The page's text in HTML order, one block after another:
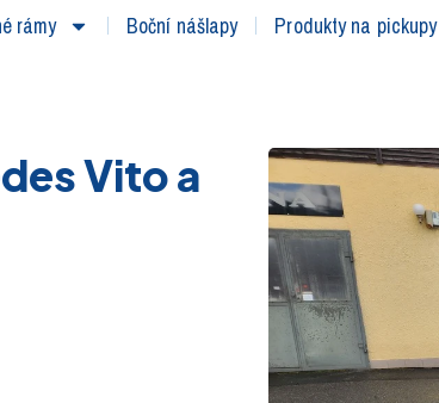
rámy Boční nášlapy Produkty na pickupy
Vito a